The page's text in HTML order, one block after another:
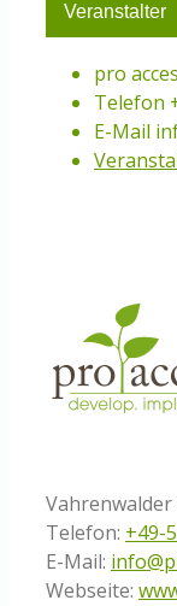
Veranstalter
pro
Telefon
E-Mail
Vahrenwalder
Telefon: +49-
E-Mail:
Webseite: